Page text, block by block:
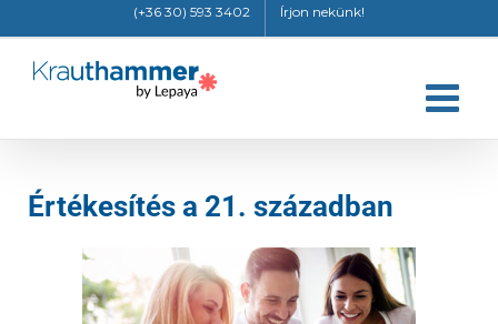
(+36 30) 593 3402 Írjon nekünk!
Értékesítés a 21. században